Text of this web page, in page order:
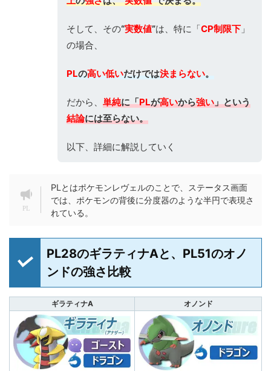
そして、その“実数値”は、特に「CP制限下 」
の場合、
PLの高い低いだけでは決まらない。
だから、 単純に「PLが高いから強い」という
結論には至らない。
以下、詳細に解説していく
PLとはポケモンレヴェルのことで、ステータス画面
では、ポケモンの背後に分度器のような半円で表現さ
れている。
PL28のギラティナAと、PL51のオノ
ンドの強さ比較
ギラティナA オノンド